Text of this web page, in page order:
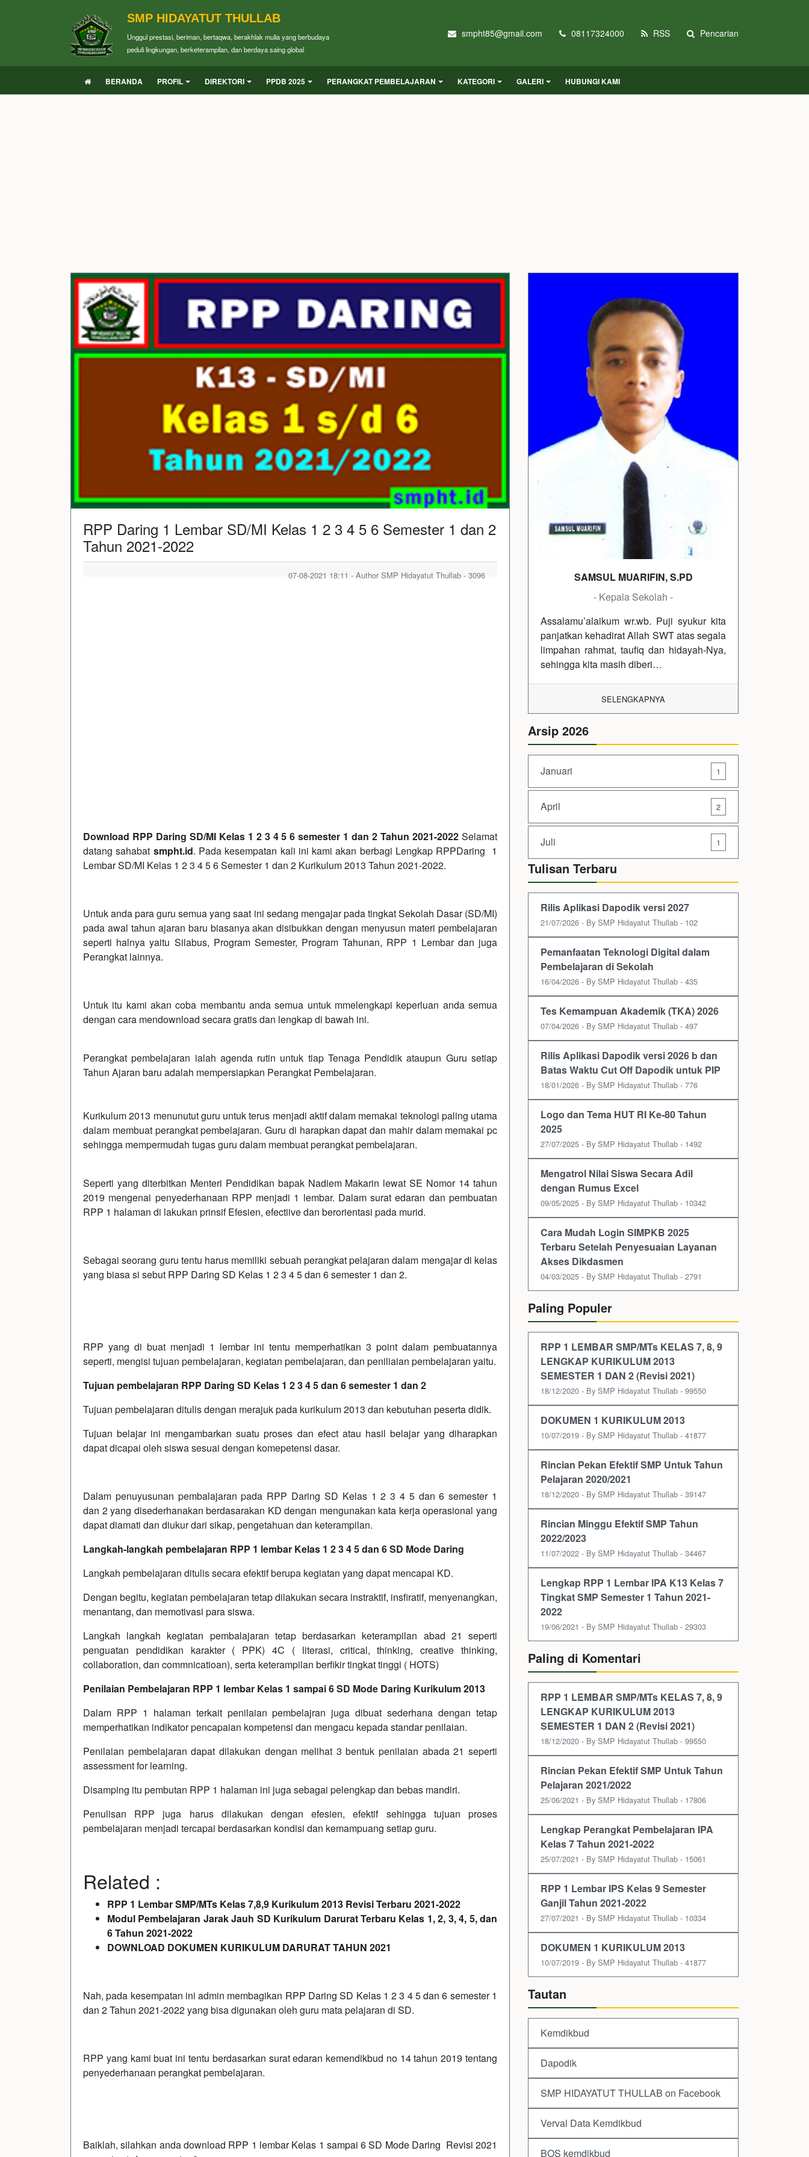
SMP HIDAYATUT THULLAB
Unggul prestasi, beriman, bertaqwa, berakhlak mulia yang berbudaya
peduli lingkungan, berketerampilan, dan berdaya saing global
smpht85@gmail.com 08117324000 RSS Pencarian
BERANDA PROFIL DIREKTORI PPDB 2025 PERANGKAT PEMBELAJARAN KATEGORI GALERI HUBUNGI KAMI
RPP Daring 1 Lembar SD/MI Kelas 1 2 3 4 5 6 Semester 1 dan 2
Tahun 2021-2022
07-08-2021 18:11 - Author SMP Hidayatut Thullab - 3096
Download RPP Daring SD/MI Kelas 1 2 3 4 5 6 semester 1 dan 2 Tahun 2021-2022 Selamat
datang sahabat smpht.id. Pada kesempatan kali ini kami akan berbagi Lengkap RPPDaring 1
Lembar SD/MI Kelas 1 2 3 4 5 6 Semester 1 dan 2 Kurikulum 2013 Tahun 2021-2022.
Untuk anda para guru semua yang saat ini sedang mengajar pada tingkat Sekolah Dasar (SD/MI)
pada awal tahun ajaran baru biasanya akan disibukkan dengan menyusun materi pembelajaran
seperti halnya yaitu Silabus, Program Semester, Program Tahunan, RPP 1 Lembar dan juga
Perangkat lainnya.
Untuk itu kami akan coba membantu anda semua untuk mmelengkapi keperluan anda semua
dengan cara mendownload secara gratis dan lengkap di bawah ini.
Perangkat pembelajaran ialah agenda rutin untuk tiap Tenaga Pendidik ataupun Guru setiap
Tahun Ajaran baru adalah mempersiapkan Perangkat Pembelajaran.
Kurikulum 2013 menunutut guru untuk terus menjadi aktif dalam memakai teknologi paling utama
dalam membuat perangkat pembelajaran. Guru di harapkan dapat dan mahir dalam memakai pc
sehingga mempermudah tugas guru dalam membuat perangkat pembelajaran.
Seperti yang diterbitkan Menteri Pendidikan bapak Nadiem Makarin lewat SE Nomor 14 tahun
2019 mengenai penyederhanaan RPP menjadi 1 lembar. Dalam surat edaran dan pembuatan
RPP 1 halaman di lakukan prinsif Efesien, efectiive dan berorientasi pada murid.
Sebagai seorang guru tentu harus memiliki sebuah perangkat pelajaran dalam mengajar di kelas
yang biasa si sebut RPP Daring SD Kelas 1 2 3 4 5 dan 6semester 1 dan 2.
RPP yang di buat menjadi 1 lembar ini tentu memperhatikan 3 point dalam pembuatannya
seperti, mengisi tujuan pembelajaran, kegiatan pembelajaran, dan peniliaian pembelajaran yaitu.
Tujuan pembelajaran RPP Daring SD Kelas 1 2 3 4 5 dan 6 semester 1 dan 2
Tujuan pembelajaran ditulis dengan merajuk pada kurikulum 2013 dan kebutuhan peserta didik.
Tujuan belajar ini mengambarkan suatu proses dan efect atau hasil belajar yang diharapkan
dapat dicapai oleh siswa sesuai dengan komepetensi dasar.
Dalam penuyusunan pembalajaran pada RPP Daring SD Kelas 1 2 3 4 5 dan 6 semester 1
dan 2 yang disederhanakan berdasarakan KD dengan mengunakan kata kerja operasional yang
dapat diamati dan diukur dari sikap, pengetahuan dan keterampilan.
Langkah-langkah pembelajaran RPP 1 lembar Kelas 1 2 3 4 5 dan 6 SD Mode Daring
Langkah pembelajaran ditulis secara efektif berupa kegiatan yang dapat mencapai KD.
Dengan begitu, kegiatan pembelajaran tetap dilakukan secara instraktif, insfiratif, menyenangkan,
menantang, dan memotivasi para siswa.
Langkah langkah kegiatan pembalajaran tetap berdasarkan keterampilan abad 21 seperti
penguatan pendidikan karakter ( PPK) 4C ( literasi, critical, thinking, creative thinking,
collaboration, dan commnicatioan), serta keterampilan berfikir tingkat tinggi ( HOTS)
Penilaian Pembelajaran RPP 1 lembar Kelas 1 sampai 6 SD Mode Daring Kurikulum 2013
Dalam RPP 1 halaman terkait penilaian pembelajran juga dibuat sederhana dengan tetap
memperhatikan indikator pencapaian kompetensi dan mengacu kepada standar penilaian.
Penilaian pembelajaran dapat dilakukan dengan melihat 3 bentuk penilaian abada 21 seperti
assessment for learning.
Disamping itu pembutan RPP 1 halaman ini juga sebagai pelengkap dan bebas mandiri.
Penulisan RPP juga harus dilakukan dengan efesien, efektif sehingga tujuan proses
pembelajaran menjadi tercapai berdasarkan kondisi dan kemampuang setiap guru.
Related :
RPP 1 Lembar SMP/MTs Kelas 7,8,9 Kurikulum 2013 Revisi Terbaru 2021-2022
Modul Pembelajaran Jarak Jauh SD Kurikulum Darurat Terbaru Kelas 1, 2, 3, 4, 5, dan
6 Tahun 2021-2022
DOWNLOAD DOKUMEN KURIKULUM DARURAT TAHUN 2021
Nah, pada kesempatan ini admin membagikan RPP Daring SD Kelas 1 2 3 4 5 dan 6 semester 1
dan 2 Tahun 2021-2022yang bisa digunakan oleh guru mata pelajaran di SD.
RPP yang kami buat ini tentu berdasarkan surat edaran kemendikbud no 14 tahun 2019 tentang
penyederhanaan perangkat pembelajaran.
Baiklah, silahkan anda download RPP 1 lembar Kelas 1 sampai 6 SD Mode Daring Revisi 2021
SAMSUL MUARIFIN, S.PD
- Kepala Sekolah -
Assalamu’alaikum wr.wb. Puji syukur kita
panjatkan kehadirat Allah SWT atas segala
limpahan rahmat, taufiq dan hidayah-Nya,
sehingga kita masih diberi…
SELENGKAPNYA
Arsip 2026
Januari 1
April 2
Juli 1
Tulisan Terbaru
Rilis Aplikasi Dapodik versi 2027
21/07/2026 - By SMP Hidayatut Thullab - 102
Pemanfaatan Teknologi Digital dalam
Pembelajaran di Sekolah
16/04/2026 - By SMP Hidayatut Thullab - 435
Tes Kemampuan Akademik (TKA) 2026
07/04/2026 - By SMP Hidayatut Thullab - 497
Rilis Aplikasi Dapodik versi 2026 b dan
Batas Waktu Cut Off Dapodik untuk PIP
18/01/2026 - By SMP Hidayatut Thullab - 776
Logo dan Tema HUT RI Ke-80 Tahun
2025
27/07/2025 - By SMP Hidayatut Thullab - 1492
Mengatrol Nilai Siswa Secara Adil
dengan Rumus Excel
09/05/2025 - By SMP Hidayatut Thullab - 10342
Cara Mudah Login SIMPKB 2025
Terbaru Setelah Penyesuaian Layanan
Akses Dikdasmen
04/03/2025 - By SMP Hidayatut Thullab - 2791
Paling Populer
RPP 1 LEMBAR SMP/MTs KELAS 7, 8, 9
LENGKAP KURIKULUM 2013
SEMESTER 1 DAN 2 (Revisi 2021)
18/12/2020 - By SMP Hidayatut Thullab - 99550
DOKUMEN 1 KURIKULUM 2013
10/07/2019 - By SMP Hidayatut Thullab - 41877
Rincian Pekan Efektif SMP Untuk Tahun
Pelajaran 2020/2021
18/12/2020 - By SMP Hidayatut Thullab - 39147
Rincian Minggu Efektif SMP Tahun
2022/2023
11/07/2022 - By SMP Hidayatut Thullab - 34467
Lengkap RPP 1 Lembar IPA K13 Kelas 7
Tingkat SMP Semester 1 Tahun 2021-
2022
19/06/2021 - By SMP Hidayatut Thullab - 29303
Paling di Komentari
RPP 1 LEMBAR SMP/MTs KELAS 7, 8, 9
LENGKAP KURIKULUM 2013
SEMESTER 1 DAN 2 (Revisi 2021)
18/12/2020 - By SMP Hidayatut Thullab - 99550
Rincian Pekan Efektif SMP Untuk Tahun
Pelajaran 2021/2022
25/06/2021 - By SMP Hidayatut Thullab - 17806
Lengkap Perangkat Pembelajaran IPA
Kelas 7 Tahun 2021-2022
25/07/2021 - By SMP Hidayatut Thullab - 15061
RPP 1 Lembar IPS Kelas 9 Semester
Ganjil Tahun 2021-2022
27/07/2021 - By SMP Hidayatut Thullab - 10334
DOKUMEN 1 KURIKULUM 2013
10/07/2019 - By SMP Hidayatut Thullab - 41877
Tautan
Kemdikbud
Dapodik
SMP HIDAYATUT THULLAB on Facebook
Verval Data Kemdikbud
BOS kemdikbud